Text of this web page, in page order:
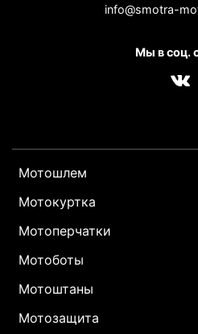
Мотошлем
Мотокуртка
Мотоперчатки
Мотоботы
Мотоштаны
Мотозащита
info@smotra-
Мы в соц.